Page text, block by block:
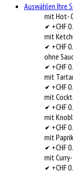
Auswählen Ihre
mit Hot-
+CHF
mit
+CHF
ohne
+CHF
mit
+CHF
mit
+CHF
mit
+CHF
mit
+CHF
mit
+CHF